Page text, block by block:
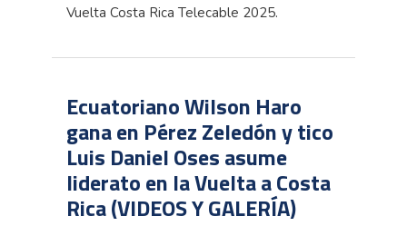
Vuelta Costa Rica Telecable 2025.
Ecuatoriano Wilson Haro
gana en Pérez Zeledón y tico
Luis Daniel Oses asume
liderato en la Vuelta a Costa
Rica (VIDEOS Y GALERÍA)